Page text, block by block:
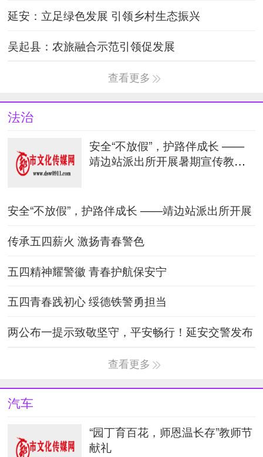
延安：立足绿色发展 引领乡村生态振兴
吴起县：农旅融合示范引领促发展
查看更多
法治
安全“不放假”，护路伴成长 ——
靖边站派出所开展暑期宣传教育
安全“不放假”，护路伴成长 ——靖边站派出所开展
传承五四薪火 激扬青春警色
五四精神耀警徽 青春护航保安宁
五四青春践初心 绥德铁警勇担当
两公布一提示致敬坚守，平安畅行！延安交警发布
查看更多
汽车
“园丁育百花，师恩温长存”教师节
献礼